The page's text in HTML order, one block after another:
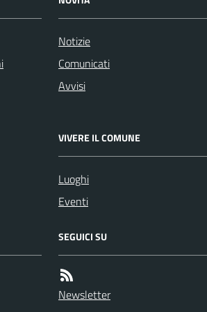
Notizie
Comunicati
Avvisi
VIVERE IL COMUNE
Luoghi
Eventi
SEGUICI SU
Newsletter